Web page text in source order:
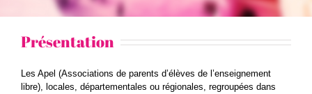
Présentation
Les Apel (Associations de parents d’élèves de l’enseignement
libre), locales, départementales ou régionales, regroupées dans